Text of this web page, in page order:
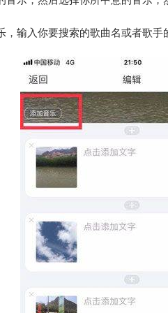
，输入你要搜索的歌曲名或者歌